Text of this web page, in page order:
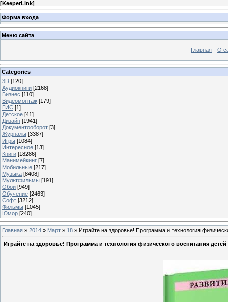
[KeeperLink]
Форма входа
Меню сайта
Главная О
Categories
3D [120]
Аудиокниги [2168]
Бизнес [110]
Видеомонтаж [179]
ГИС [1]
Детское [41]
Дизайн [1941]
Документооборот [3]
Журналы [3387]
Игры [1084]
Интересное [13]
Книги [18286]
Манимейкинг [7]
Мобильные [217]
Музыка [8408]
Мультфильмы [191]
Обои [949]
Обучение [2463]
Софт [3212]
Фильмы [1045]
Юмор [240]
Главная » 2014 » Март » 18 » Играйте на здоровье! Программа и технология
Играйте на здоровье! Программа и технология физического воспитания